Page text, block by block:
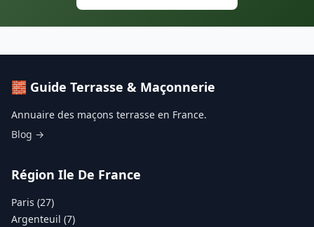
🧱 Guide Terrasse & Maçonnerie
Annuaire des maçons terrasse en France.
Blog →
Région Ile De France
Paris (27)
Argenteuil (7)